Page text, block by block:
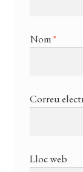
Nom*
Correu
Lloc web